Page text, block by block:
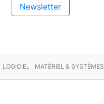
Newsletter
LOGICIEL MATÉRIEL & SYSTÈMES